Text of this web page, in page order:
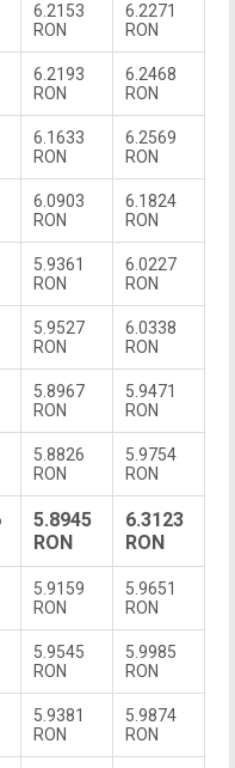
6.2153
RON
6.2271
RON
6.2193
RON
6.2468
RON
6.1633
RON
6.2569
RON
6.0903
RON
6.1824
RON
5.9361
RON
6.0227
RON
5.9527
RON
6.0338
RON
5.8967
RON
5.9471
RON
5.8826
RON
5.9754
RON
5.8945
RON
6.3123
RON
5.9159
RON
5.9651
RON
5.9545
RON
5.9985
RON
5.9381
RON
5.9874
RON